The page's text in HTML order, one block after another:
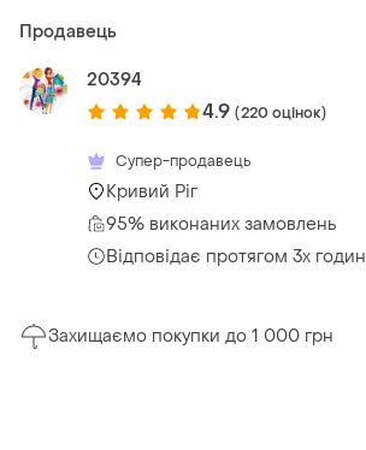
Продавець
20394
4.9 (220 оцінок)
Супер-продавець
Кривий Ріг
95% виконаних замовлень
Відповідає протягом 3х годин
Захищаємо покупки до 1 000 грн